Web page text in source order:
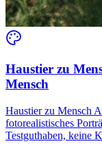
Haustier zu
Mensch
Haustier zu Mensch
fotorealistisches
Testguthaben, keine